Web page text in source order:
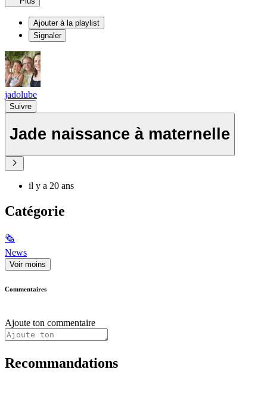
Ajouter à la playlist
Signaler
jadolube
Suivre
Jade naissance à maternelle
il y a 20 ans
Catégorie
🗞
News
Voir moins
Commentaires
Ajoute ton commentaire
Recommandations